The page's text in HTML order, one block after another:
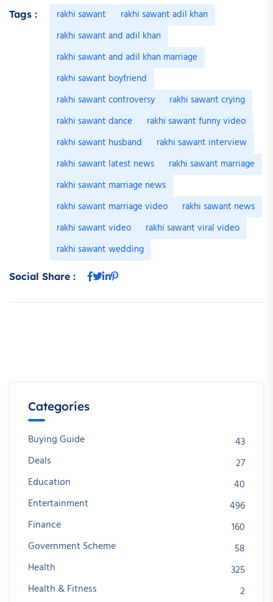
Tags : rakhi sawant
rakhi sawant adil khan
rakhi sawant and adil khan
rakhi sawant and adil khan marriage
rakhi sawant boyfriend
rakhi sawant controversy
rakhi sawant crying
rakhi sawant dance
rakhi sawant funny video
rakhi sawant husband
rakhi sawant interview
rakhi sawant latest news
rakhi sawant marriage
rakhi sawant marriage news
rakhi sawant marriage video
rakhi sawant news
rakhi sawant video
rakhi sawant viral video
rakhi sawant wedding
Social Share :
Categories
Buying Guide
43
Deals
27
Education
40
Entertainment
496
Finance
160
Government Scheme
58
Health
325
Health & Fitness
2